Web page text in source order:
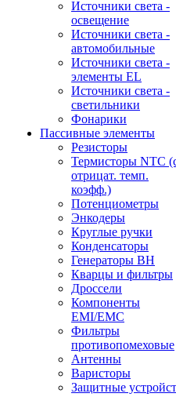
Источники света -
освещение
Источники света -
автомобильные
Источники света -
элементы EL
Источники света -
светильники
Фонарики
Пассивные элементы
Резисторы
Термисторы NTC
отрицат. темп.
коэфф.)
Потенциометры
Энкодеры
Круглые ручки
Конденсаторы
Генераторы ВН
Кварцы и фильтры
Дроссели
Компоненты
EMI/EMC
Фильтры
противопомеховые
Антенны
Варисторы
Защитные